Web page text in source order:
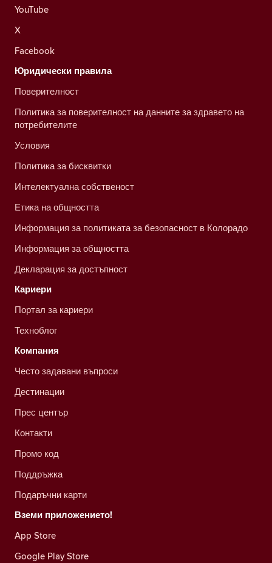
YouTube
X
Facebook
Юридически правила
Поверителност
Политика за поверителност на данните за здравето на
потребителите
Условия
Политика за бисквитки
Интелектуална собственост
Етика на общността
Информация за политиката за безопасност в Колорадо
Информация за общността
Декларация за достъпност
Кариери
Портал за кариери
Техноблог
Компания
Често задавани въпроси
Дестинации
Прес център
Контакти
Промо код
Поддръжка
Подаръчни карти
Вземи приложението!
App Store
Google Play Store